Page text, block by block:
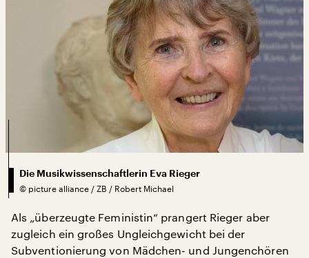
Die Musikwissenschaftlerin Eva Rieger
© picture alliance / ZB / Robert Michael
Als „überzeugte Feministin“ prangert Rieger aber
zugleich ein großes Ungleichgewicht bei der
Subventionierung von Mädchen- und Jungenchören